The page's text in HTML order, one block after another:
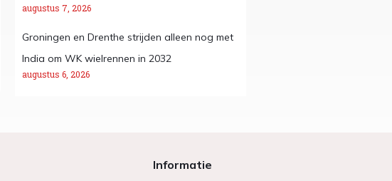
augustus 7, 2026
Groningen en Drenthe strijden alleen nog met
India om WK wielrennen in 2032
augustus 6, 2026
Informatie